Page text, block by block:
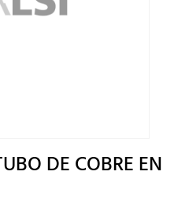
DE COBRE EN